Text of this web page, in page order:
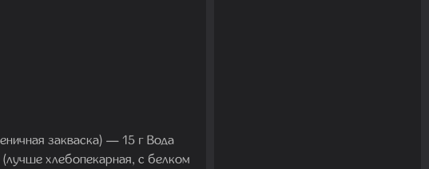
закваска) — 15 г Вода
хлебопекарная, с белком